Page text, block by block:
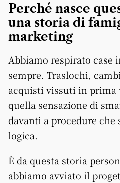
Perché nasce
una storia di
marketing
Abbiamo respirato case
sempre. Traslochi,
acquisti vissuti in prima
quella sensazione di
davanti a procedure che
logica.
È da questa storia
abbiamo avviato il